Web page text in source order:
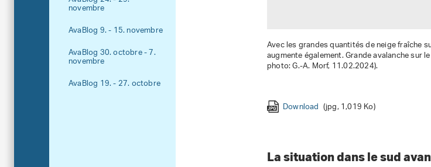
novembre
AvaBlog 9. - 15. novembre
AvaBlog 30. octobre - 7.
novembre
AvaBlog 19. - 27. octobre
Avec les grandes quantités de neige fraîche
augmente également. Grande avalanche sur
photo: G.-A. Morf, 11.02.2024).
Download (jpg, 1,019 Ko)
Download (jpg, 753 Ko)
Download (jpg, 1 Mo)
Download (jpg, 4 Mo)
Download (jpg, 1 Mo)
Download (jpg, 3 Mo)
La situation dans le sud